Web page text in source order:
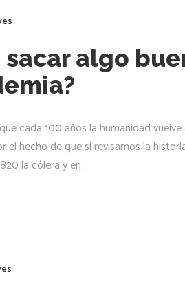
sacar algo
cada 100 años la humanidad vuelve
el hecho de que si revisamos la
la cólera y en